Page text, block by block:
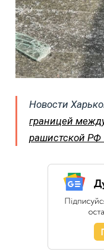
Новости
границей
рашистской РФ